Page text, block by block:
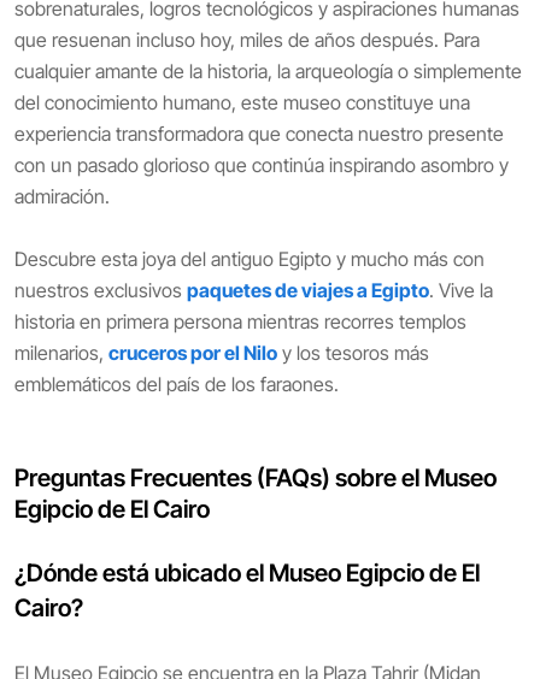
sobrenaturales, logros tecnológicos y aspiraciones humanas
que resuenan incluso hoy, miles de años después. Para
cualquier amante de la historia, la arqueología o simplemente
del conocimiento humano, este museo constituye una
experiencia transformadora que conecta nuestro presente
con un pasado glorioso que continúa inspirando asombro y
admiración.
Descubre esta joya del antiguo Egipto y mucho más con
nuestros exclusivos paquetes de viajes a Egipto. Vive la
historia en primera persona mientras recorres templos
milenarios, cruceros por el Nilo y los tesoros más
emblemáticos del país de los faraones.
Preguntas Frecuentes (FAQs) sobre el Museo
Egipcio de El Cairo
¿Dónde está ubicado el Museo Egipcio de El
Cairo?
El Museo Egipcio se encuentra en la Plaza Tahrir (Midan